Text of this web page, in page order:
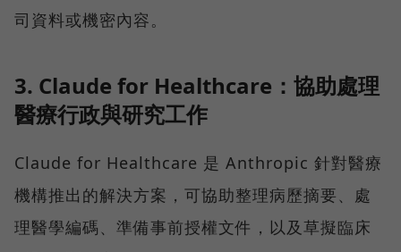
司資料或機密內容。
3. Claude for Healthcare：協助處理
醫療行政與研究工作
Claude for Healthcare 是 Anthropic 針對醫療
機構推出的解決方案，可協助整理病歷摘要、處
理醫學編碼、準備事前授權文件，以及草擬臨床